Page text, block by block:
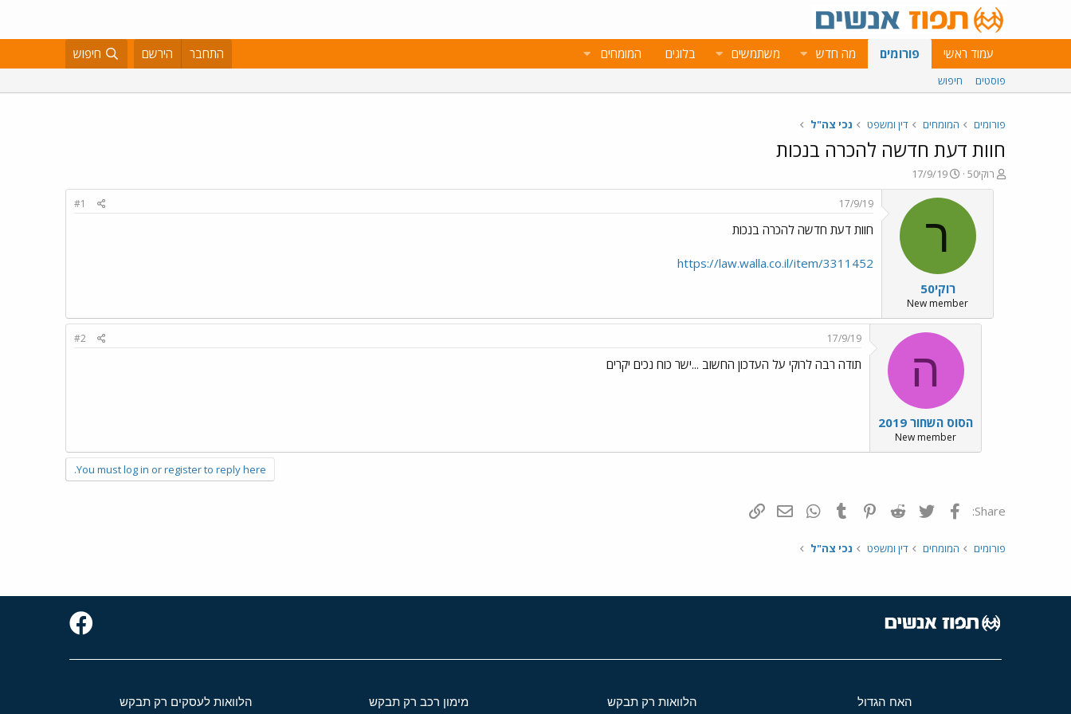
עמוד ראשי פורומים מה חדש משתמשים בלוגים המומחים התחבר הירשם חיפוש
פוסטים חיפוש
פורומים המומחים דין ומשפט נכי צה"ל
חוות דעת חדשה להכרה בנכות
פ
ו
רוקי50
פ
ו
ר
ם
א
ר
י
ך
17/9/19
ר
רוקי50
New member
17/9/19
#1
חוות דעת חדשה להכרה בנכות
https://law.walla.co.il/item/3311452
ה
הסוס השחור 2019
New member
17/9/19
#2
תודה רבה לרוקי על העדכון החשוב ...ישר כוח נכים יקרים
You must log in or register to reply here.
Share: פייסבוק Twitter
Reddit
Pinterest
Tumblr
WhatsAppדואר אלקטרוני
פורומים המומחים דין ומשפט נכי צה"ל
האח הגדול הלוואות רק תבקש מימון רכב רק תבקש הלוואות לעסקים רק תבקש